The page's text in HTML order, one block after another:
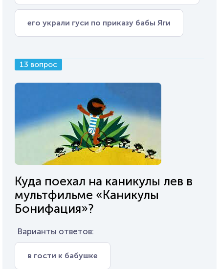
его украли гуси по приказу бабы Яги
13 вопрос
Куда поехал на каникулы лев в
мультфильме «Каникулы
Бонифация»?
Варианты ответов:
в гости к бабушке